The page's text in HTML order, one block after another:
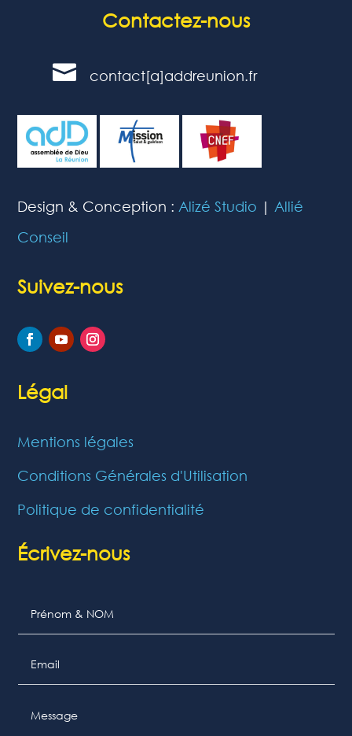
Contactez-nous
 contact[a]addreunion.fr
Design & Conception : Alizé Studio | Allié
Conseil
Suivez-nous
Légal
Mentions légales
Conditions Générales d'Utilisation
Politique de confidentialité
Écrivez-nous